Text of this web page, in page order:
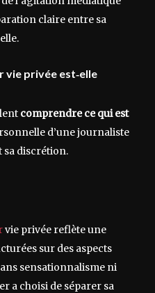
claire entre sa
vie privée est‑elle
comprendre ce qui est
d’une journaliste
sa discrétion.
vie privée reflète une
sur des aspects
sensationnalisme ni
a choisi de séparer sa